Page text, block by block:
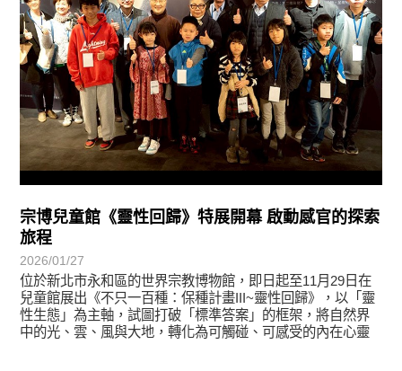
宗博兒童館《靈性回歸》特展開幕 啟動感官的探索
旅程
2026/01/27
位於新北市永和區的世界宗教博物館，即日起至11月29日在
兒童館展出《不只一百種：保種計畫III~靈性回歸》，以「靈
性生態」為主軸，試圖打破「標準答案」的框架，將自然界
中的光、雲、風與大地，轉化為可觸碰、可感受的內在心靈